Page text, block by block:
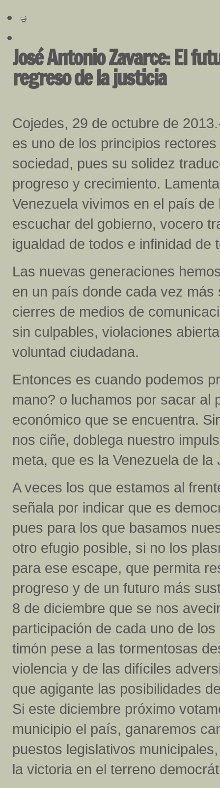
José Antonio Zavarce: El
regreso de la justicia
Cojedes, 29 de octubre de
es uno de los principios
sociedad, pues su solidez
progreso y crecimiento.
Venezuela vivimos en el país
escuchar del gobierno, vocero
igualdad de todos e infinidad de
Las nuevas generaciones
en un país donde cada vez
cierres de medios de
sin culpables, violaciones
voluntad ciudadana.
Entonces es cuando podemos
mano? o luchamos por sacar al
económico que se encuentra.
nos ciñe, doblega nuestro
meta, que es la Venezuela de
A veces los que estamos al
señala por indicar que es
pues para los que basamos
otro efugio posible, si no los
para ese escape, que permita
progreso y de un futuro más
8 de diciembre que se nos
participación de cada uno de
timón pese a las tormentosas
violencia y de las difíciles
que agigante las posibilidades
Si este diciembre próximo
municipio el país, ganaremos
puestos legislativos
la victoria en el terreno